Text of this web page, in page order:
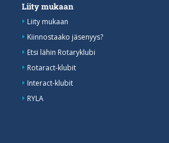
Liity mukaan
Liity mukaan
Kiinnostaako jäsenyys?
Etsi lähin Rotaryklubi
Rotaract-klubit
Interact-klubit
RYLA